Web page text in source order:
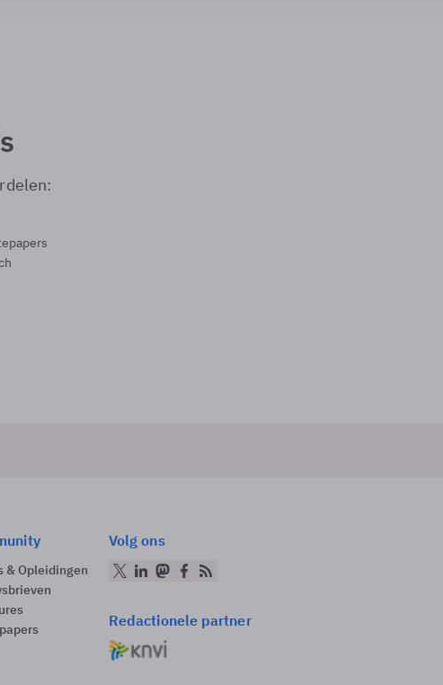
& Opleidingen
Volg ons
Redactionele partner